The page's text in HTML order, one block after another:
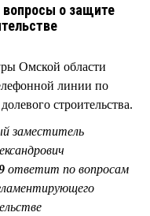
о защите
Омской области
линии по
строительства.
заместитель
ответит по вопросам